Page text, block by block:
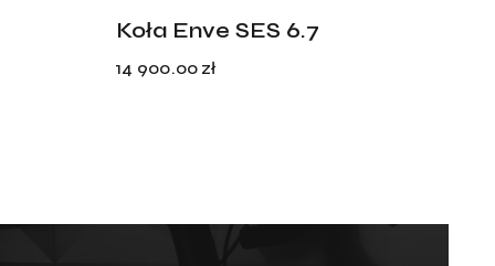
Koła Enve SES 6.7
14 900.00 zł